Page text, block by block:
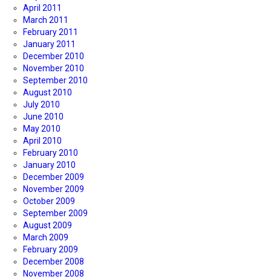
April 2011
March 2011
February 2011
January 2011
December 2010
November 2010
September 2010
August 2010
July 2010
June 2010
May 2010
April 2010
February 2010
January 2010
December 2009
November 2009
October 2009
September 2009
August 2009
March 2009
February 2009
December 2008
November 2008